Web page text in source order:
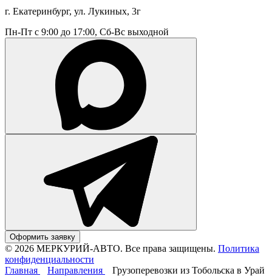
г. Екатеринбург, ул. Лукиных, 3г
Пн-Пт с 9:00 до 17:00, Сб-Вс выходной
Оформить заявку
© 2026 МЕРКУРИЙ-АВТО. Все права защищены. Политика
конфиденциальности
Главная
Направления Грузоперевозки из Тобольска в Урай